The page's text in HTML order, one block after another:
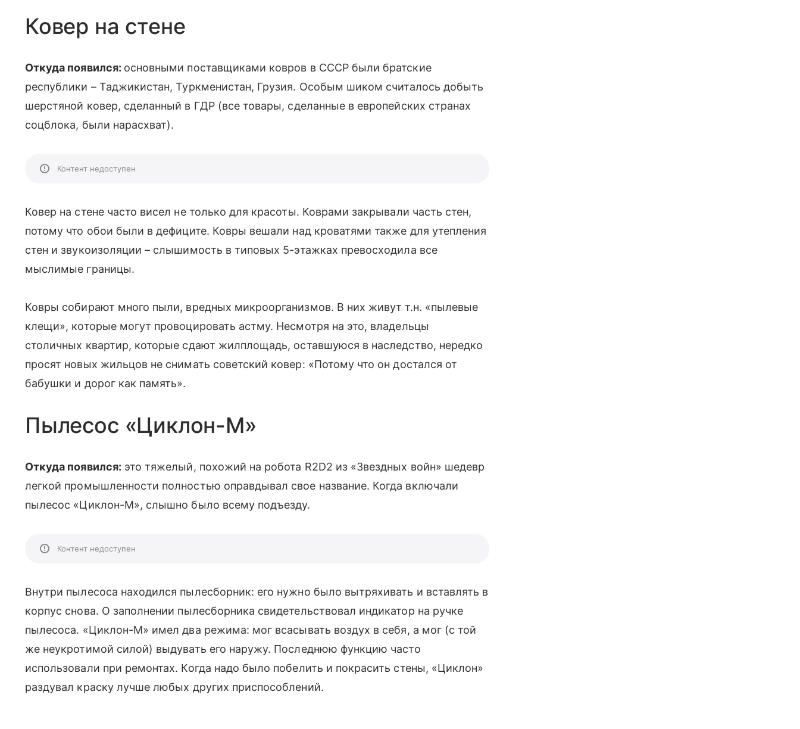
Ковер на стене
Откуда появился: основными поставщиками ковров в СССР были братские
республики – Таджикистан, Туркменистан, Грузия. Особым шиком считалось добыть
шерстяной ковер, сделанный в ГДР (все товары, сделанные в европейских странах
соцблока, были нарасхват).
Контент недоступен
Ковер на стене часто висел не только для красоты. Коврами закрывали часть стен,
потому что обои были в дефиците. Ковры вешали над кроватями также для утепления
стен и звукоизоляции – слышимость в типовых 5-этажках превосходила все
мыслимые границы.
Ковры собирают много пыли, вредных микроорганизмов. В них живут т.н. «пылевые
клещи», которые могут провоцировать астму. Несмотря на это, владельцы
столичных квартир, которые сдают жилплощадь, оставшуюся в наследство, нередко
просят новых жильцов не снимать советский ковер: «Потому что он достался от
бабушки и дорог как память».
Пылесос «Циклон-М»
Откуда появился: это тяжелый, похожий на робота R2D2 из «Звездных войн» шедевр
легкой промышленности полностью оправдывал свое название. Когда включали
пылесос «Циклон-М», слышно было всему подъезду.
Контент недоступен
Внутри пылесоса находился пылесборник: его нужно было вытряхивать и вставлять в
корпус снова. О заполнении пылесборника свидетельствовал индикатор на ручке
пылесоса. «Циклон-М» имел два режима: мог всасывать воздух в себя, а мог (с той
же неукротимой силой) выдувать его наружу. Последнюю функцию часто
использовали при ремонтах. Когда надо было побелить и покрасить стены, «Циклон»
раздувал краску лучше любых других приспособлений.